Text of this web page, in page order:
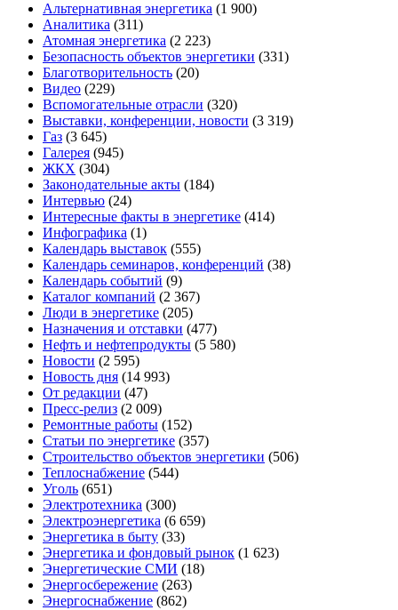
Альтернативная энергетика (1 900)
Аналитика (311)
Атомная энергетика (2 223)
Безопасность объектов энергетики (331)
Благотворительность (20)
Видео (229)
Вспомогательные отрасли (320)
Выставки, конференции, новости (3 319)
Газ (3 645)
Галерея (945)
ЖКХ (304)
Законодательные акты (184)
Интервью (24)
Интересные факты в энергетике (414)
Инфографика (1)
Календарь выставок (555)
Календарь семинаров, конференций (38)
Календарь событий (9)
Каталог компаний (2 367)
Люди в энергетике (205)
Назначения и отставки (477)
Нефть и нефтепродукты (5 580)
Новости (2 595)
Новость дня (14 993)
От редакции (47)
Пресс-релиз (2 009)
Ремонтные работы (152)
Статьи по энергетике (357)
Строительство объектов энергетики (506)
Теплоснабжение (544)
Уголь (651)
Электротехника (300)
Электроэнергетика (6 659)
Энергетика в быту (33)
Энергетика и фондовый рынок (1 623)
Энергетические СМИ (18)
Энергосбережение (263)
Энергоснабжение (862)